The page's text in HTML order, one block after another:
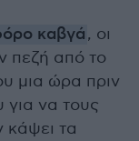
καβγά, οι
πεζή από το
μια ώρα πριν
για να τους
κάψει τα